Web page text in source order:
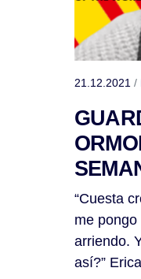
21.12.2021 /
“Cuesta
me
arriendo.
así?”